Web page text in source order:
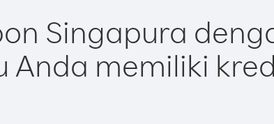
Singapura
Anda memiliki